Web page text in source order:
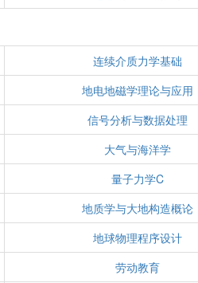
连续介质力学基础
地电地磁学理论与应用
信号分析与数据处理
大气与海洋学
量子力学C
地质学与大地构造概论
地球物理程序设计
劳动教育